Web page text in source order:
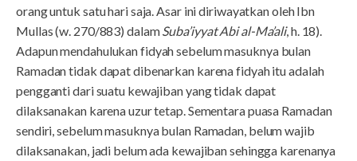
orang untuk satu hari saja. Asar ini diriwayatkan oleh Ibn
Mullas (w. 270/883) dalamSuba’iyyat Abi al-Ma’ali, h. 18).
Adapun mendahulukan fidyah sebelum masuknya bulan
Ramadan tidak dapat dibenarkan karena fidyah itu adalah
pengganti dari suatu kewajiban yang tidak dapat
dilaksanakan karena uzur tetap. Sementara puasa Ramadan
sendiri, sebelum masuknya bulan Ramadan, belum wajib
dilaksanakan, jadi belum ada kewajiban sehingga karenanya